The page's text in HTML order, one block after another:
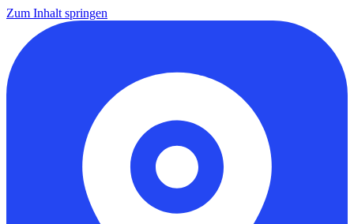
Zum Inhalt springen